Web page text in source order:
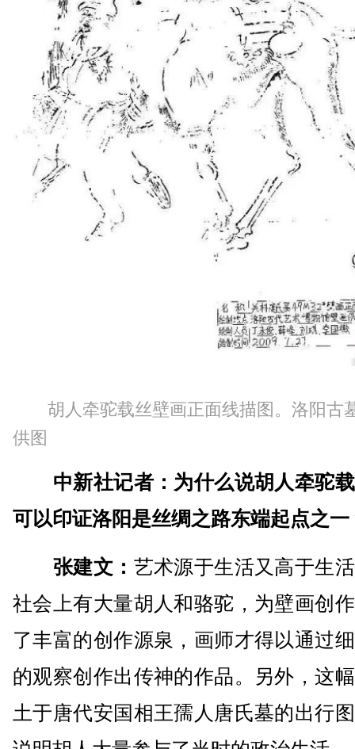
胡人牵驼载丝壁画正面线描图。洛阳古
供图
中新社记者：为什么说胡人牵驼
可以印证洛阳是丝绸之路东端起点之一
张建文： 艺术源于生活又高于生
社会上有大量胡人和骆驼，为壁画创
了丰富的创作源泉，画师才得以通过
的观察创作出传神的作品。另外，这
土于唐代安国相王孺人唐氏墓的出行